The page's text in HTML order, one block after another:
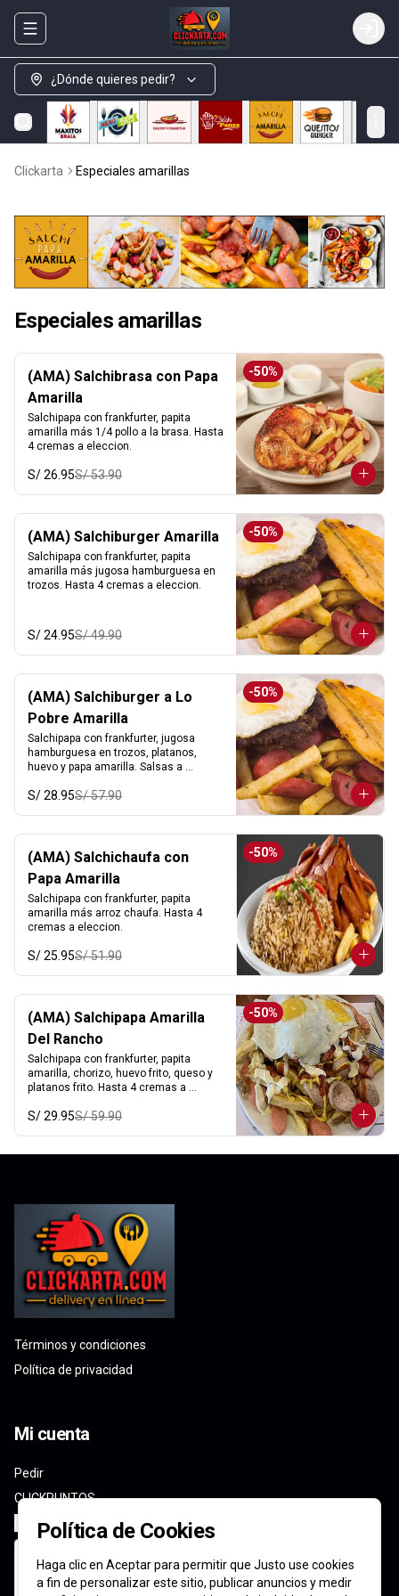
Abrir menu de navegación Login
¿Dónde quieres pedir?
Clickarta Especiales amarillas
Especiales amarillas
-50%
(AMA) Salchibrasa con Papa
Amarilla
Salchipapa con frankfurter, papita
amarilla más 1/4 pollo a la brasa. Hasta
4 cremas a eleccion.
S/ 26.95S/ 53.90
-50%
(AMA) Salchiburger Amarilla
Salchipapa con frankfurter, papita
amarilla más jugosa hamburguesa en
trozos. Hasta 4 cremas a eleccion.
S/ 24.95S/ 49.90
-50%
(AMA) Salchiburger a Lo
Pobre Amarilla
Salchipapa con frankfurter, jugosa
hamburguesa en trozos, platanos,
huevo y papa amarilla. Salsas a
S/ 28.95S/ 57.90
-50%
(AMA) Salchichaufa con
Papa Amarilla
Salchipapa con frankfurter, papita
amarilla más arroz chaufa. Hasta 4
cremas a eleccion.
S/ 25.95S/ 51.90
-50%
(AMA) Salchipapa Amarilla
Del Rancho
Salchipapa con frankfurter, papita
amarilla, chorizo, huevo frito, queso y
platanos frito. Hasta 4 cremas a
S/ 29.95S/ 59.90
Términos y condiciones
Política de privacidad
Mi cuenta
Pedir
CLICKPUNTOS
Iniciar sesión
Política de Cookies
Haga clic en Aceptar para permitir que Justo use cookies
a fin de personalizar este sitio, publicar anuncios y medir